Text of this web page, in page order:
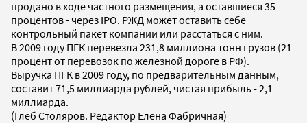
продано в ходе частного размещения, а оставшиеся 35
процентов - через IPO. РЖД может оставить себе
контрольный пакет компании или расстаться с ним.
В 2009 году ПГК перевезла 231,8 миллиона тонн грузов (21
процент от перевозок по железной дороге в РФ).
Выручка ПГК в 2009 году, по предварительным данным,
составит 71,5 миллиарда рублей, чистая прибыль - 2,1
миллиарда.
(Глеб Столяров. Редактор Елена Фабричная)